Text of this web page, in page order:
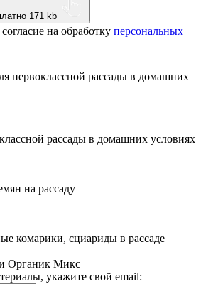
171 kb
на обработку персональных
первоклассной рассады в домашних
рассады в домашних условиях
на рассаду
комарики, сциариды в рассаде
Органик Микс
укажите свой email: